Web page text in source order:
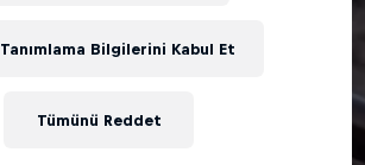
Tümünü Reddet
Bilgilerini Kabul Et